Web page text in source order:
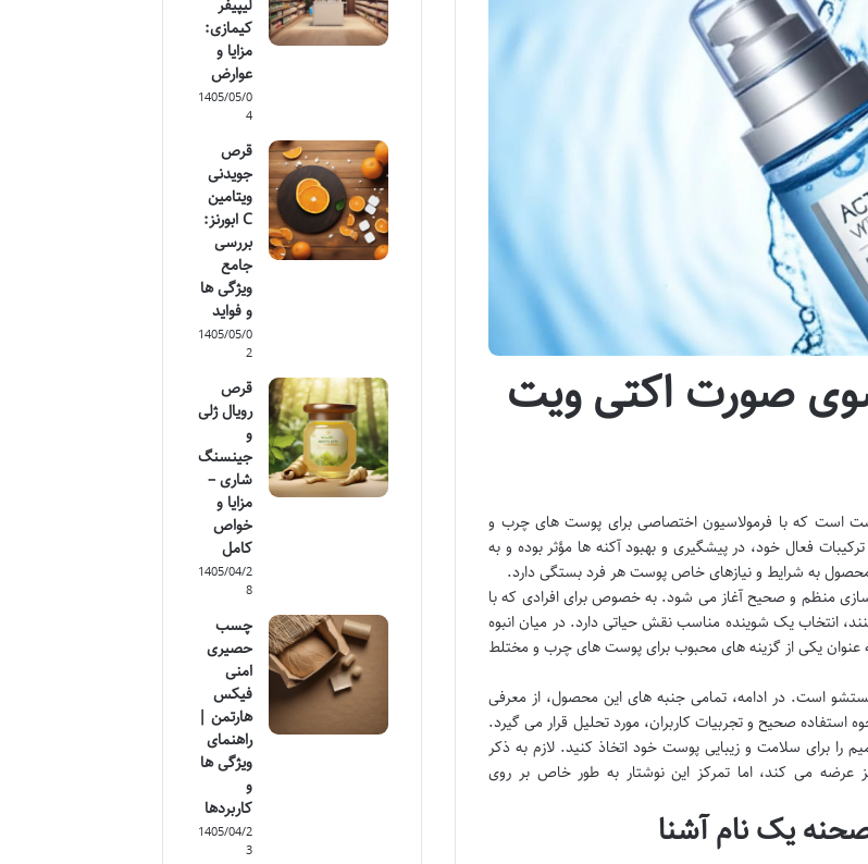
صورت اکتی ویت
است که با فرمولاسیون اختصاصی برای پوست های چرب و
فعال خود، در پیشگیری و بهبود آکنه ها مؤثر بوده و به
به شرایط و نیازهای خاص پوست هر فرد بستگی دارد.
منظم و صحیح آغاز می شود. به خصوص برای افرادی که با
انتخاب یک شوینده مناسب نقش حیاتی دارد. در میان انبوه
عنوان یکی از گزینه های محبوب برای پوست های چرب و مختلط
است. در ادامه، تمامی جنبه های این محصول، از معرفی
استفاده صحیح و تجربیات کاربران، مورد تحلیل قرار می گیرد.
را برای سلامت و زیبایی پوست خود اتخاذ کنید. لازم به ذکر
عرضه می کند، اما تمرکز این نوشتار به طور خاص بر روی
یک نام آشنا
لیپیفر
کیمازی:
مزایا و
عوارض
1405/05/0
4
قرص
جویدنی
ویتامین
C ابورنز:
بررسی
جامع
ویژگی ها
و فواید
1405/05/0
2
قرص
رویال ژلی
و
جینسنگ
شاری –
مزایا و
خواص
کامل
1405/04/2
8
چسب
حصیری
امنی
فیکس
هارتمن |
راهنمای
ویژگی ها
و
کاربردها
1405/04/2
3